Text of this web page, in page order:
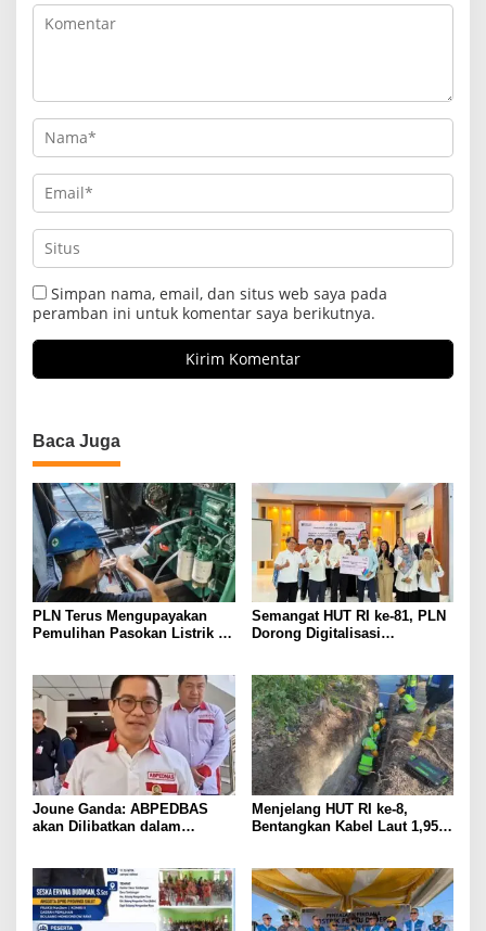
Simpan nama, email, dan situs web saya pada
peramban ini untuk komentar saya berikutnya.
Baca Juga
PLN Terus Mengupayakan
Pemulihan Pasokan Listrik di
Semangat HUT RI ke-81, PLN
Dorong Digitalisasi
Joune Ganda: ABPEDBAS
akan Dilibatkan dalam
Menjelang HUT RI ke-8,
Bentangkan Kabel Laut 1,95
Tuntaskan 100 Persen Rasio
Desa Berlistrik Provinsi
Gorontalo